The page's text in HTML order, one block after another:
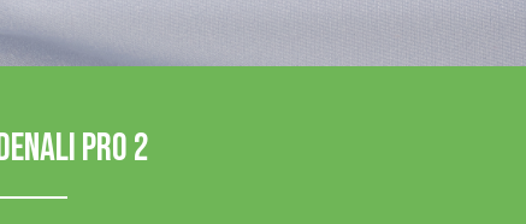
&
IRELAND & REPUBLIC
PRO 2